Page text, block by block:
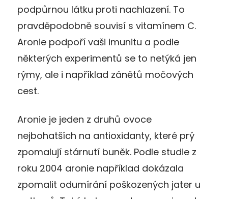
podpůrnou látku proti nachlazení. To
pravděpodobně souvisí s vitamínem C.
Aronie podpoří vaši imunitu a podle
některých experimentů se to netýká jen
rýmy, ale i například zánětů močových
cest.
Aronie je jeden z druhů ovoce
nejbohatších na antioxidanty, které prý
zpomalují stárnutí buněk. Podle studie z
roku 2004 aronie například dokázala
zpomalit odumírání poškozených jater u